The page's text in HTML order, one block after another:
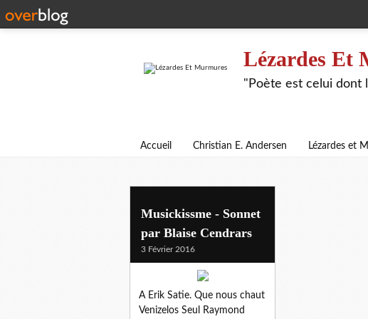
Lézardes Et
"Poète est celui dont
Accueil Christian E. Andersen Lézardes et
blaise cendrars
Musickissme - Sonnet
par Blaise Cendrars
3 Février 2016
A Erik Satie. Que nous chaut
Venizelos Seul Raymond